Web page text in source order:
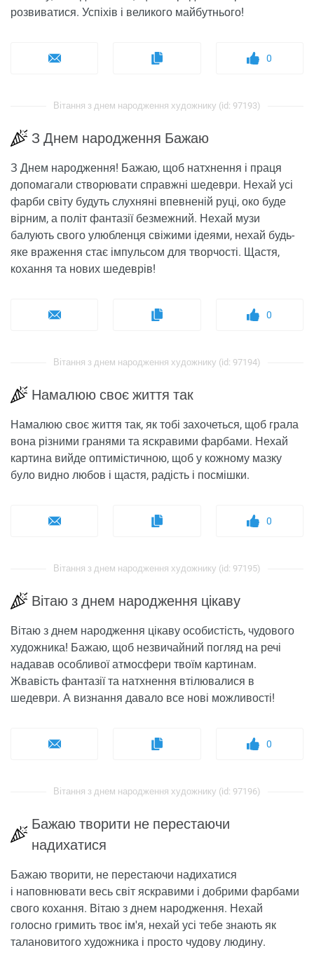
розвиватися. Успіхів і великого майбутнього!
0
Вітання з днем ​​народження художнику (id: 97193)
З Днем народження Бажаю
З Днем народження! Бажаю, щоб натхнення і праця
допомагали створювати справжні шедеври. Нехай усі
фарби світу будуть слухняні впевненій руці, око буде
вірним, а політ фантазії безмежний. Нехай музи
балують свого улюбленця свіжими ідеями, нехай будь-
яке враження стає імпульсом для творчості. Щастя,
кохання та нових шедеврів!
0
Вітання з днем ​​народження художнику (id: 97194)
Намалюю своє життя так
Намалюю своє життя так, як тобі захочеться, щоб грала
вона різними гранями та яскравими фарбами. Нехай
картина вийде оптимістичною, щоб у кожному мазку
було видно любов і щастя, радість і посмішки.
0
Вітання з днем ​​народження художнику (id: 97195)
Вітаю з днем народження цікаву
Вітаю з днем народження цікаву особистість, чудового
художника! Бажаю, щоб незвичайний погляд на речі
надавав особливої ​​атмосфери твоїм картинам.
Жвавість фантазії та натхнення втілювалися в
шедеври. А визнання давало все нові можливості!
0
Вітання з днем ​​народження художнику (id: 97196)
Бажаю творити не перестаючи
надихатися
Бажаю творити, не перестаючи надихатися
і наповнювати весь світ яскравими і добрими фарбами
свого кохання. Вітаю з днем ​​народження. Нехай
голосно гримить твоє ім'я, нехай усі тебе знають як
талановитого художника і просто чудову людину.